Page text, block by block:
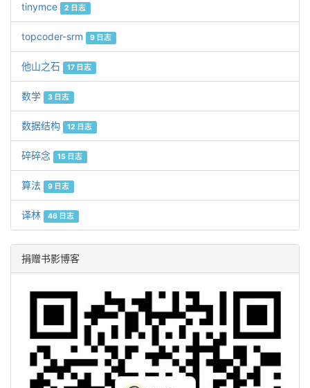
tinymce 2 日志
topcoder-srm 9 日志
他山之石 17 日志
数学 3 日志
数据结构 12 日志
碎碎念 15 日志
算法 9 日志
译林 46 日志
捐赠书影博客